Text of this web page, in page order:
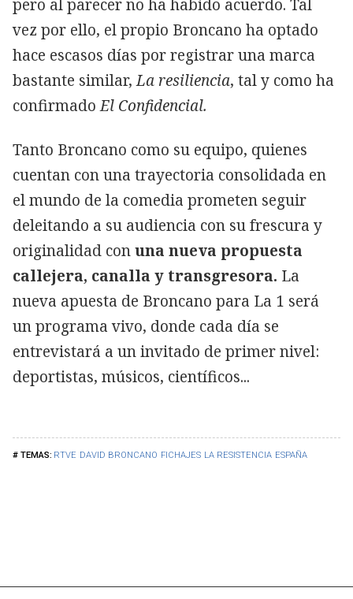
RTVE DAVID BRONCANO FICHAJES LA RESISTENCIA ESPAÑA
pero al parecer no ha habido acuerdo. Tal
vez por ello, el propio Broncano ha optado
hace escasos días por registrar una marca
bastante similar,La resiliencia, tal y como ha
confirmadoEl Confidencial.
Tanto Broncano como su equipo, quienes
cuentan con una trayectoria consolidada en
el mundo de la comedia prometen seguir
deleitando a su audiencia con su frescura y
originalidad conuna nueva propuesta
callejera, canalla y transgresora. La
nueva apuesta de Broncano para La 1 será
un programa vivo, donde cada día se
entrevistará a un invitado de primer nivel:
deportistas, músicos, científicos...